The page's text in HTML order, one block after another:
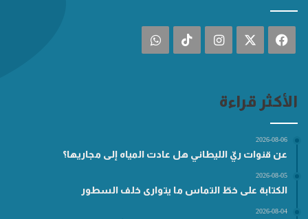
فيسبوك انستقرام ‫TikTokواتساب
الأكثر قراءة
2026-08-06
عن قنوات ريّ الليطاني هل عادت المياه إلى مجاريها؟
2026-08-05
الكتابة على خطّ التماس ما يتوارى خلف السطور
2026-08-04